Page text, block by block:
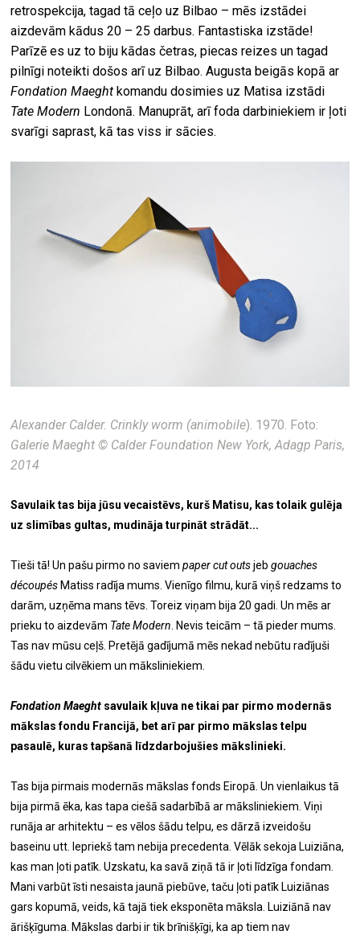
retrospekcija, tagad tā ceļo uz Bilbao – mēs izstādei
aizdevām kādus 20 – 25 darbus. Fantastiska izstāde!
Parīzē es uz to biju kādas četras, piecas reizes un tagad
pilnīgi noteikti došos arī uz Bilbao. Augusta beigās kopā ar
Fondation Maeght komandu dosimies uz Matisa izstādi
Tate Modern Londonā. Manuprāt, arī foda darbiniekiem ir ļoti
svarīgi saprast, kā tas viss ir sācies.
Alexander Calder. Crinkly worm (animobile). 1970. Foto:
Galerie Maeght © Calder Foundation New York, Adagp Paris,
2014
Savulaik tas bija jūsu vecaistēvs, kurš Matisu, kas tolaik gulēja
uz slimības gultas, mudināja turpināt strādāt...
Tieši tā! Un pašu pirmo no saviempaper cut outsjebgouaches
découpés Matiss radīja mums. Vienīgo filmu, kurā viņš redzams to
darām, uzņēma mans tēvs. Toreiz viņam bija 20 gadi. Un mēs ar
prieku to aizdevām Tate Modern. Nevis teicām – tā pieder mums.
Tas nav mūsu ceļš. Pretējā gadījumā mēs nekad nebūtu radījuši
šādu vietu cilvēkiem un māksliniekiem.
Fondation Maeght savulaik kļuva ne tikai par pirmo modernās
mākslas fondu Francijā, bet arī par pirmo mākslas telpu
pasaulē, kuras tapšanā līdzdarbojušies mākslinieki.
Tas bija pirmais modernās mākslas fonds Eiropā. Un vienlaikus tā
bija pirmā ēka, kas tapa ciešā sadarbībā ar māksliniekiem. Viņi
runāja ar arhitektu – es vēlos šādu telpu, es dārzā izveidošu
baseinu utt. Iepriekš tam nebija precedenta. Vēlāk sekoja Luiziāna,
kas man ļoti patīk. Uzskatu, ka savā ziņā tā ir ļoti līdzīga fondam.
Mani varbūt īsti nesaista jaunā piebūve, taču ļoti patīk Luiziānas
gars kopumā, veids, kā tajā tiek eksponēta māksla. Luiziānā nav
ārišķīguma. Mākslas darbi ir tik brīnišķīgi, ka ap tiem nav